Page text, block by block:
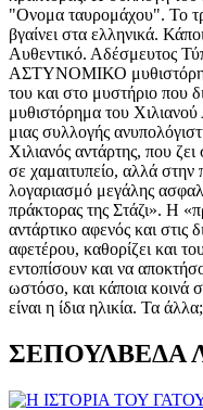
"Ονομα ταυρομάχου". Το
βγαίνει στα ελληνικά.
Αυθεντικό. Αδέσμευτος
ΑΣΤΥΝΟΜΙΚΟ
του και στο μυστήριο που
μυθιστόρημα του
μιας συλλογής
Χιλιανός αντάρτης, που
σε χαμαιτυπείο, αλλά στην
λογαριασμό μεγάλης
πράκτορας της Στάζι». Η
αντάρτικο αφενός και στις
αφετέρου, καθορίζει και
εντοπίσουν και να
ωστόσο, και κάποια κοινά
είναι η ίδια ηλικία. Τα
ΣΕΠΟΥΛΒΕΔΑ